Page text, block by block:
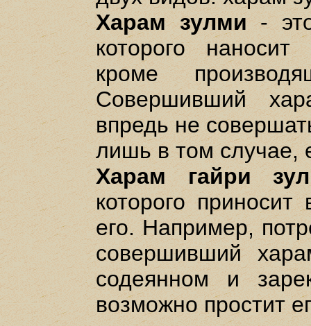
Харам зулми-
которого
кроме
Совершивший
впредь не
лишь в том случае,
Харам гайри
которого
его. Например,
совершивший
содеянном и
возможно простит